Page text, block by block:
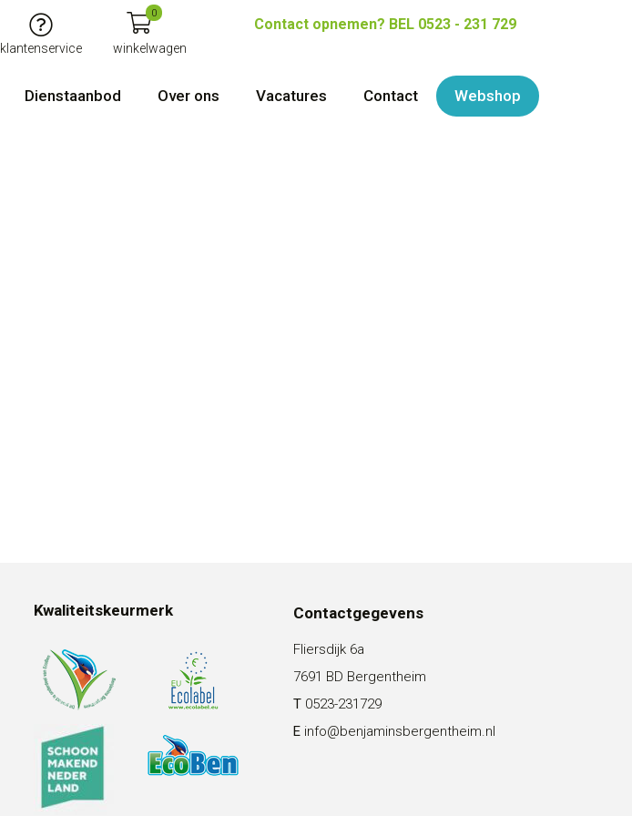
klantenservice
0
winkelwagen
Contact opnemen? BEL 0523 - 231 729
Dienstaanbod Over ons Vacatures Contact Webshop
Kwaliteitskeurmerk Contactgegevens
Fliersdijk 6a
7691 BD Bergentheim
T 0523-231729
E info@benjaminsbergentheim.nl